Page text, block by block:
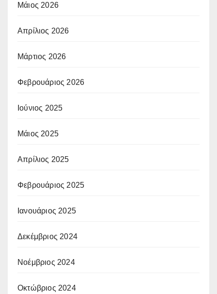
Μάιος 2026
Απρίλιος 2026
Μάρτιος 2026
Φεβρουάριος 2026
Ιούνιος 2025
Μάιος 2025
Απρίλιος 2025
Φεβρουάριος 2025
Ιανουάριος 2025
Δεκέμβριος 2024
Νοέμβριος 2024
Οκτώβριος 2024